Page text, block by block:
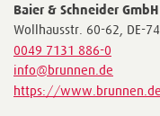
Baier & Schneider GmbH
Wollhausstr. 60-62, DE-
0049 7131 886-0
info@brunnen.de
https://www.brunnen.de